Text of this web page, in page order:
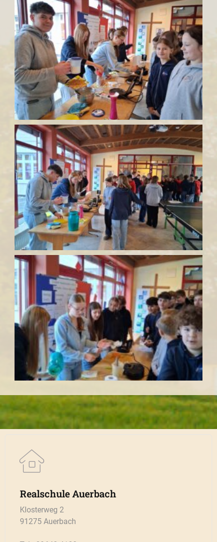
Realschule Auerbach
Klosterweg 2
91275 Auerbach